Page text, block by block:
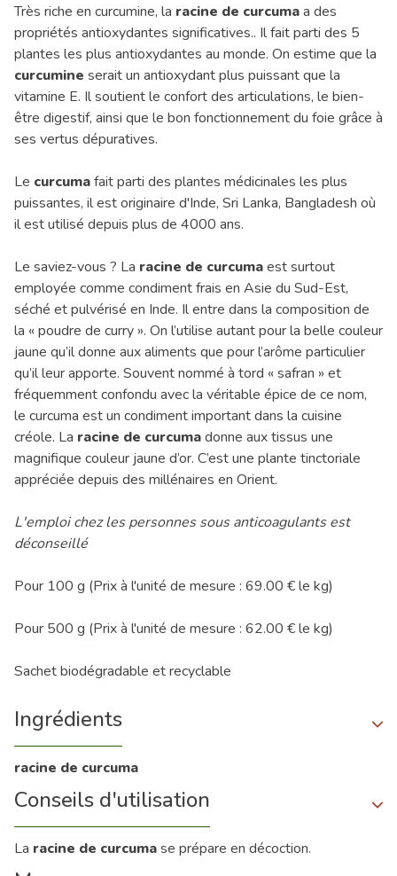
Très riche en curcumine, la racine de curcumaa des
propriétés antioxydantes significatives.. Il fait parti des 5
plantes les plus antioxydantes au monde. On estime que la
curcumine serait un antioxydant plus puissant que la
vitamine E. Il soutient le confort des articulations, le bien-
être digestif, ainsi que le bon fonctionnement du foie grâce à
ses vertus dépuratives.
Le curcumafait parti des plantes médicinales les plus
puissantes, il est originaire d'Inde, Sri Lanka, Bangladesh où
il est utilisé depuis plus de 4000 ans.
Le saviez-vous ? La racine de curcumaest surtout
employée comme condiment frais en Asie du Sud-Est,
séché et pulvérisé en Inde. Il entre dans la composition de
la « poudre de curry ». On l’utilise autant pour la belle couleur
jaune qu’il donne aux aliments que pour l’arôme particulier
qu’il leur apporte. Souvent nommé à tord « safran » et
fréquemment confondu avec la véritable épice de ce nom,
le curcuma est un condiment important dans la cuisine
créole. La racine de curcumadonne aux tissus une
magnifique couleur jaune d’or. C’est une plante tinctoriale
appréciée depuis des millénaires en Orient.
L'emploi chez les personnes sous anticoagulants est
déconseillé
Pour 100 g (Prix à l'unité de mesure : 69.00 € le kg)
Pour 500 g (Prix à l'unité de mesure : 62.00 € le kg)
Sachet biodégradable et recyclable
Ingrédients
racine de curcuma
Conseils d'utilisation
La racine de curcumase prépare en décoction.